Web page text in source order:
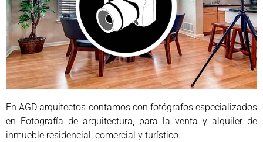
En AGD arquitectos contamos con fotógrafos especializados
en Fotografía de arquitectura, para la venta y alquiler de
inmueble residencial, comercial y turístico.